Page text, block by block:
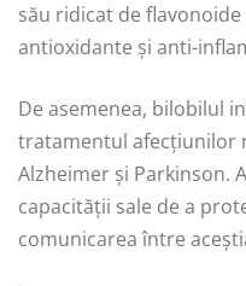
său ridicat de
antioxidante și anti-
De asemenea, bilobilul
tratamentul afecțiunilor
Alzheimer și Parkinson.
capacității sale de a
comunicarea între